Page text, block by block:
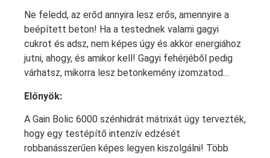
Ne feledd, az erőd annyira lesz erős, amennyire a
beépített beton! Ha a testednek valami gagyi
cukrot és adsz, nem képes úgy és akkor energiához
jutni, ahogy, és amikor kell! Gagyi fehérjéből pedig
várhatsz, mikorra lesz betonkemény izomzatod…
Előnyök:
A Gain Bolic 6000 szénhidrát mátrixát úgy tervezték,
hogy egy testépítő intenzív edzését
robbanásszerűen képes legyen kiszolgálni! Több